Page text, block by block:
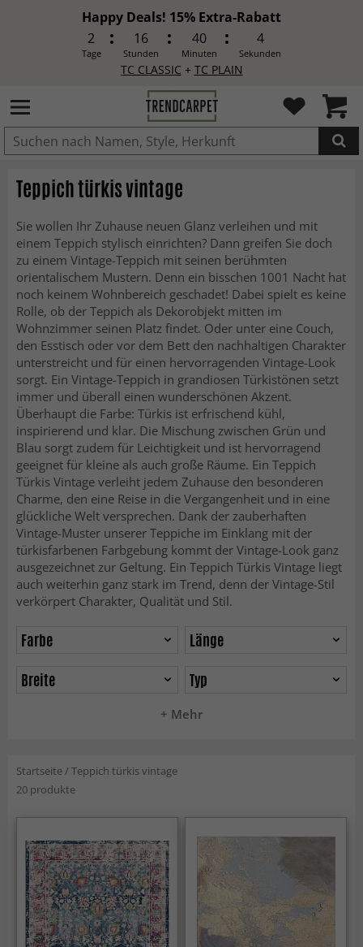
Happy Deals! 15% Extra-Rabatt
2
Tage
16
Stunden
40
Minuten
2
Sekunden
TC CLASSIC + TC PLAIN
IN DEN WARENKORB GELEGT.
Teppich türkis vintage
Sie wollen Ihr Zuhause neuen Glanz verleihen und mit
einem Teppich stylisch einrichten? Dann greifen Sie doch
zu einem Vintage-Teppich mit seinen berühmten
orientalischem Mustern. Denn ein bisschen 1001 Nacht hat
noch keinem Wohnbereich geschadet! Dabei spielt es keine
Rolle, ob der Teppich als Dekorobjekt mitten im
Wohnzimmer seinen Platz findet. Oder unter eine Couch,
den Esstisch oder vor dem Bett den nachhaltigen Charakter
unterstreicht und für einen hervorragenden Vintage-Look
sorgt. Ein Vintage-Teppich in grandiosen Türkistönen setzt
immer und überall einen wunderschönen Akzent.
Überhaupt die Farbe: Türkis ist erfrischend kühl,
inspirierend und klar. Die Mischung zwischen Grün und
Blau sorgt zudem für Leichtigkeit und ist hervorragend
geeignet für kleine als auch große Räume. Ein Teppich
Türkis Vintage verleiht jedem Zuhause den besonderen
Charme, den eine Reise in die Vergangenheit und in eine
glückliche Welt versprechen. Dank der zauberhaften
Vintage-Muster unserer Teppiche im Einklang mit der
türkisfarbenen Farbgebung kommt der Vintage-Look ganz
ausgezeichnet zur Geltung. Ein Teppich Türkis Vintage liegt
auch weiterhin ganz stark im Trend, denn der Vintage-Stil
verkörpert Charakter, Qualität und Stil.
+ Mehr
Farbe
Länge
Breite
Typ
Startseite/Teppich türkis vintage
20 produkte